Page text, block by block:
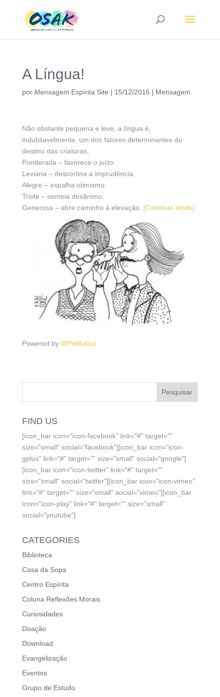
A Língua!
por Mensagem Espírita Site | 15/12/2015 | Mensagem
Não obstante pequena e leve, a língua é,
indubitavelmente, um dos fatores determinantes do
destino das criaturas,
Ponderada – favorece o juízo.
Leviana – descortina a imprudência.
Alegre – espalha otimismo.
Triste – semeia desânimo.
Generosa – abre caminho à elevação. [Continue lendo]
Powered by WPeMatico
FIND US
[icon_bar icon="icon-facebook" link="#" target=""
size="small" social="facebook"][icon_bar icon="icon-
gplus" link="#" target="" size="small" social="google"]
[icon_bar icon="icon-twitter" link="#" target=""
size="small" social="twitter"][icon_bar icon="icon-vimeo"
link="#" target="" size="small" social="vimeo"][icon_bar
icon="icon-play" link="#" target="" size="small"
social="youtube"]
CATEGORIES
Biblioteca
Casa da Sopa
Centro Espírita
Coluna Reflexões Morais
Curiosidades
Doação
Download
Evangelização
Eventos
Grupo de Estudo